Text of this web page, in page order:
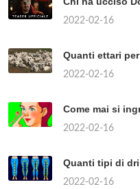
2022-02-16
Quanti ettari
2022-02-16
Come mai si
2022-02-16
Quanti tipi di
2022-02-16